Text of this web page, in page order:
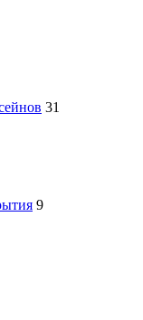
31
9